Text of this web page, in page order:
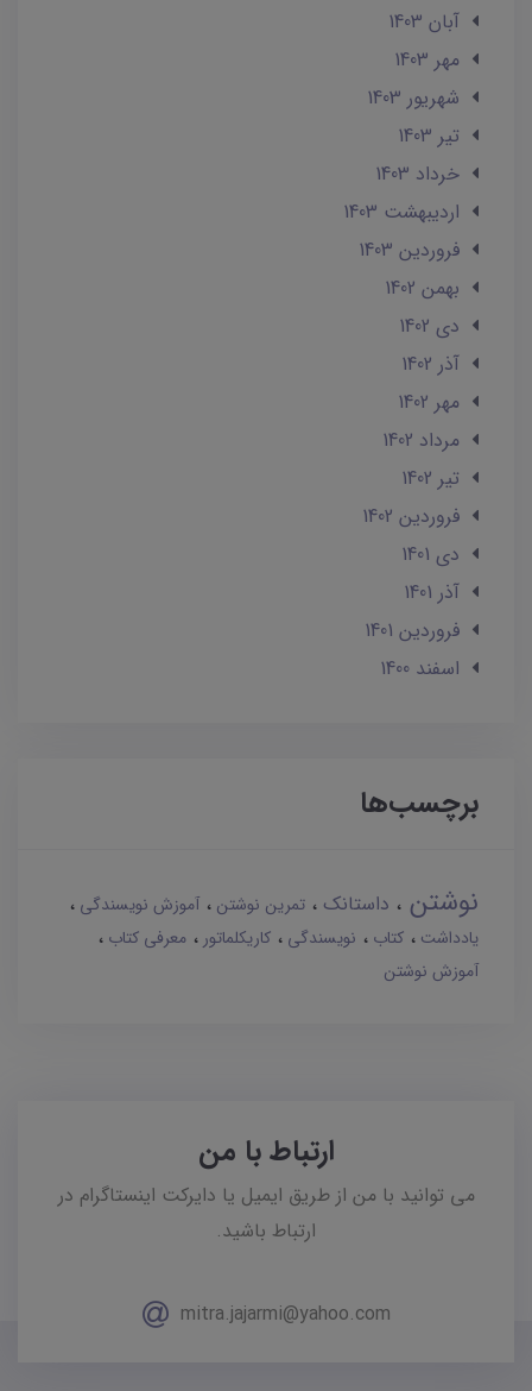
آبان 1403
مهر 1403
شهریور 1403
تير 1403
خرداد 1403
ارديبهشت 1403
فروردین 1403
بهمن 1402
دی 1402
آذر 1402
مهر 1402
مرداد 1402
تير 1402
فروردین 1402
دی 1401
آذر 1401
فروردین 1401
اسفند 1400
برچسب‌ها
نوشتن داستانک تمرین نوشتن
آموزش نویسندگی
یادداشت
کتاب نویسندگی کاریکلماتور
معرفی کتاب
آموزش نوشتن
ارتباط با من
می توانید با من از طریق ایمیل یا دایرکت اینستاگرام در
ارتباط باشید.
mitra.jajarmi@yahoo.com